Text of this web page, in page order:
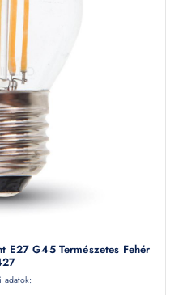
E27 G45 Természetes Fehér
adatok: